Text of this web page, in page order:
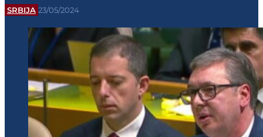
SRBIJA 23/05/2024